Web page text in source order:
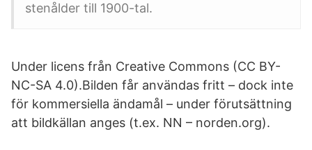
stenålder till 1900-tal.
Under licens från Creative Commons (CC BY-
NC-SA 4.0).Bilden får användas fritt – dock inte
för kommersiella ändamål – under förutsättning
att bildkällan anges (t.ex. NN – norden.org).